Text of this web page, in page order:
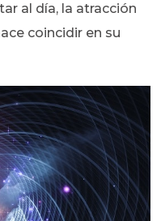
al día, la atracción
coincidir en su